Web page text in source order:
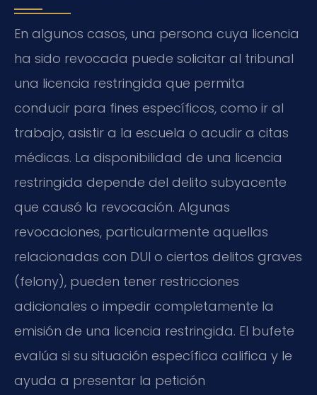
En algunos casos, una persona cuya licencia
ha sido revocada puede solicitar al tribunal
una licencia restringida que permita
conducir para fines específicos, como ir al
trabajo, asistir a la escuela o acudir a citas
médicas. La disponibilidad de una licencia
restringida depende del delito subyacente
que causó la revocación. Algunas
revocaciones, particularmente aquellas
relacionadas con DUI o ciertos delitos graves
(felony), pueden tener restricciones
adicionales o impedir completamente la
emisión de una licencia restringida. El bufete
evalúa si su situación específica califica y le
ayuda a presentar la petición